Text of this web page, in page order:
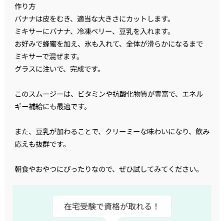
作り方
バナナは皮をむき、適当な大きさにカットします。
ミキサーにバナナ、冷凍ベリー、豆乳を入れます。
お好みで蜂蜜を加え、氷も入れて、全体が滑らかになるまで
ミキサーで混ぜます。
グラスに注いで、完成です。
このスムージーは、ビタミンや抗酸化物質が豊富で、エネル
ギー補給にも最適です。
また、豆乳が加わることで、クリーミーな味わいになり、飲み
応えも抜群です。
朝食やおやつにぴったりなので、ぜひ試してみてください。
在宅受験で資格が取れる！